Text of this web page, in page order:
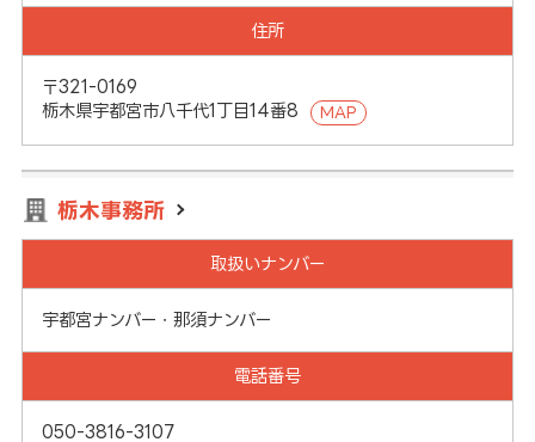
住所
〒321-0169
栃木県宇都宮市八千代1丁目14番8
MAP
栃木事務所
取扱いナンバー
宇都宮ナンバー・那須ナンバー
電話番号
050-3816-3107